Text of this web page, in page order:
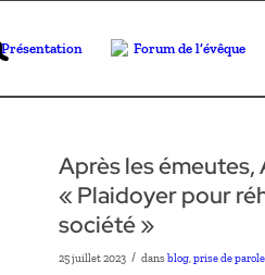
Présentation Forum de l’évêque
Après les émeutes,
« Plaidoyer pour
société »
25 juillet 2023 / dansblog,prise de parole